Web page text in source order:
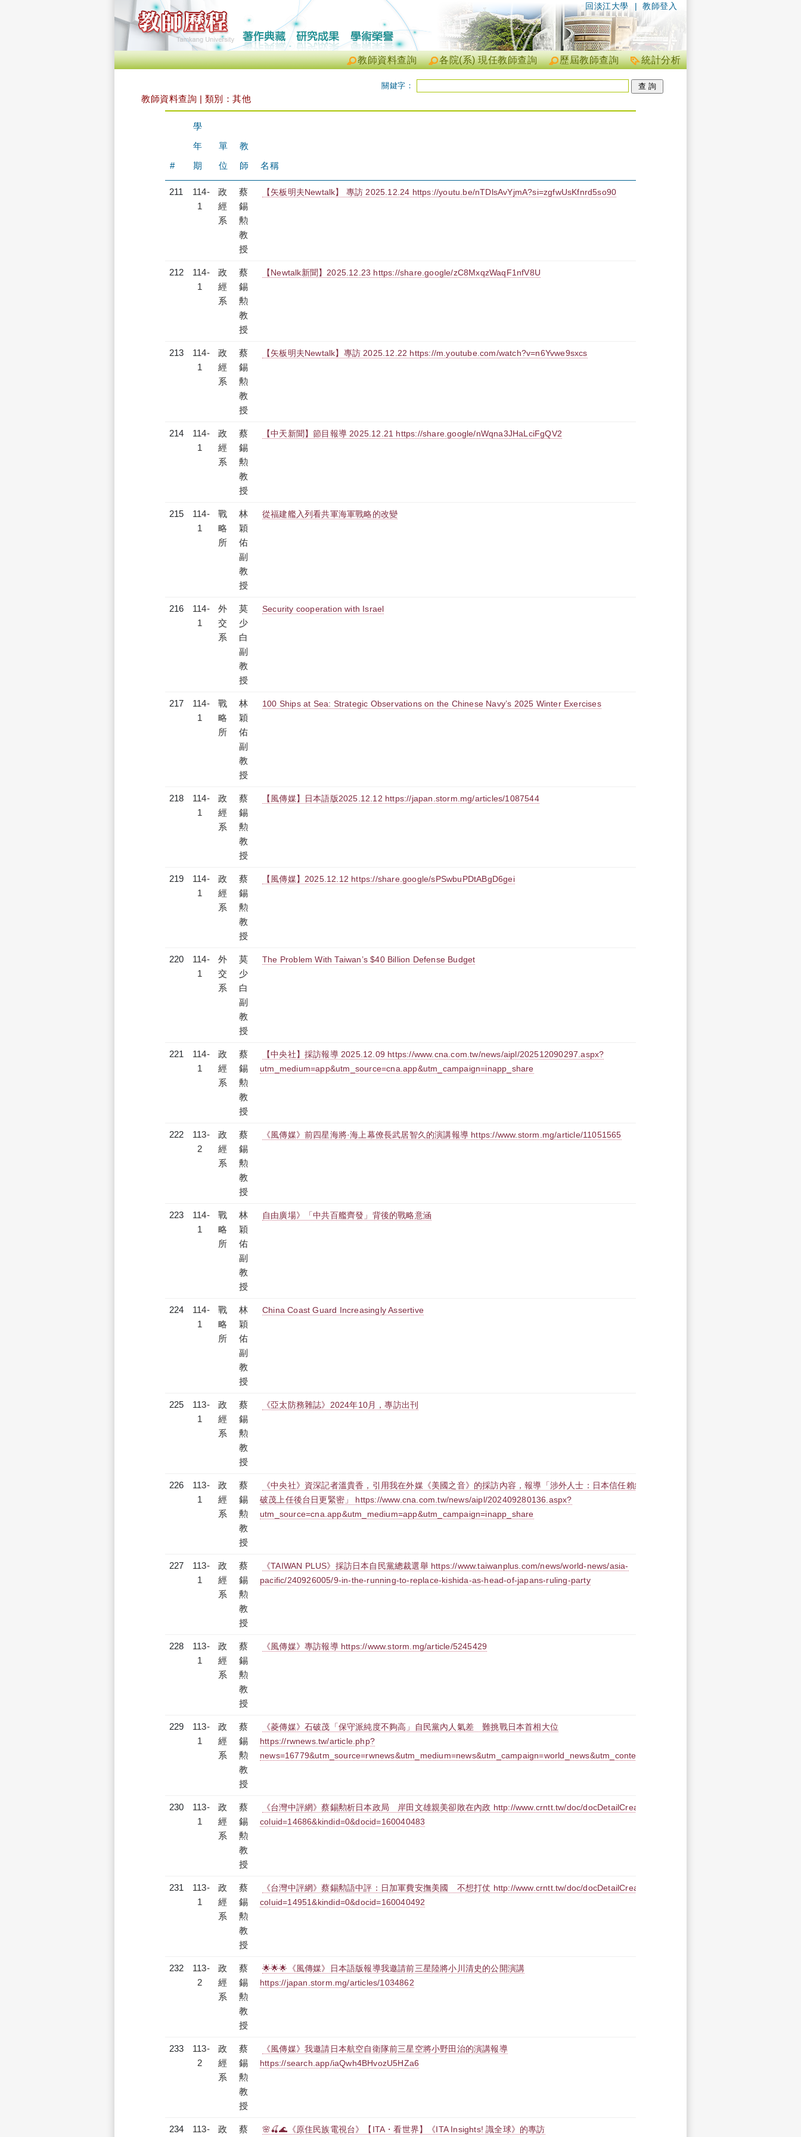
| 教師登入
回淡江大學
統計分析
歷屆教師查詢
各院(系) 現任教師查詢
教師資料查詢
關鍵字：
教師資料查詢 | 類別：其他
#
學
年
期
單
位
教
師
名稱
211
114-
1
政
經
系
蔡
錫
勲
教
授
【矢板明夫Newtalk】 專訪 2025.12.24 https://youtu.be/nTDlsAvYjmA?si=zgfwUsKfnrd5so90
212
114-
1
政
經
系
蔡
錫
勲
教
授
【Newtalk新聞】2025.12.23 https://share.google/zC8MxqzWaqF1nfV8U
213
114-
1
政
經
系
蔡
錫
勲
教
授
【矢板明夫Newtalk】專訪 2025.12.22 https://m.youtube.com/watch?v=n6Yvwe9sxcs
214
114-
1
政
經
系
蔡
錫
勲
教
授
【中天新聞】節目報導 2025.12.21 https://share.google/nWqna3JHaLciFgQV2
215
114-
1
戰
略
所
林
穎
佑
副
教
授
從福建艦入列看共軍海軍戰略的改變
216
114-
1
外
交
系
莫
少
白
副
教
授
Security cooperation with Israel
217
114-
1
戰
略
所
林
穎
佑
副
教
授
100 Ships at Sea: Strategic Observations on the Chinese Navy’s 2025 Winter Exercises
218
114-
1
政
經
系
蔡
錫
勲
教
授
【風傳媒】日本語版2025.12.12 https://japan.storm.mg/articles/1087544
219
114-
1
政
經
系
蔡
錫
勲
教
授
【風傳媒】2025.12.12 https://share.google/sPSwbuPDtABgD6gei
220
114-
1
外
交
系
莫
少
白
副
教
授
The Problem With Taiwan’s $40 Billion Defense Budget
221
114-
1
政
經
系
蔡
錫
勲
教
授
【中央社】採訪報導 2025.12.09 https://www.cna.com.tw/news/aipl/202512090297.aspx?
utm_medium=app&utm_source=cna.app&utm_campaign=inapp_share
222
113-
2
政
經
系
蔡
錫
勲
教
授
《風傳媒》前四星海將·海上幕僚長武居智久的演講報導 https://www.storm.mg/article/11051565
223
114-
1
戰
略
所
林
穎
佑
副
教
授
自由廣場》「中共百艦齊發」背後的戰略意涵
224
114-
1
戰
略
所
林
穎
佑
副
教
授
China Coast Guard Increasingly Assertive
225
113-
1
政
經
系
蔡
錫
勲
教
授
《亞太防務雜誌》2024年10月，專訪出刊
226
113-
1
政
經
系
蔡
錫
勲
教
授
《中央社》資深記者溫貴香，引用我在外媒《美國之音》的採訪內容，報導「涉外人士：日本信任賴總統 石
破茂上任後台日更緊密」 https://www.cna.com.tw/news/aipl/202409280136.aspx?
utm_source=cna.app&utm_medium=app&utm_campaign=inapp_share
227
113-
1
政
經
系
蔡
錫
勲
教
授
《TAIWAN PLUS》採訪日本自民黨總裁選舉 https://www.taiwanplus.com/news/world-news/asia-
pacific/240926005/9-in-the-running-to-replace-kishida-as-head-of-japans-ruling-party
228
113-
1
政
經
系
蔡
錫
勲
教
授
《風傳媒》專訪報導 https://www.storm.mg/article/5245429
229
113-
1
政
經
系
蔡
錫
勲
教
授
《菱傳媒》石破茂「保守派純度不夠高」自民黨內人氣差 難挑戰日本首相大位
https://rwnews.tw/article.php?
news=16779&utm_source=rwnews&utm_medium=news&utm_campaign=world_news&utm_content=news
230
113-
1
政
經
系
蔡
錫
勲
教
授
《台灣中評網》蔡錫勲析日本政局 岸田文雄親美卻敗在內政 http://www.crntt.tw/doc/docDetailCreate.jsp?
coluid=14686&kindid=0&docid=160040483
231
113-
1
政
經
系
蔡
錫
勲
教
授
《台灣中評網》蔡錫勲語中評：日加軍費安撫美國 不想打仗 http://www.crntt.tw/doc/docDetailCreate.jsp?
coluid=14951&kindid=0&docid=160040492
232
113-
2
政
經
系
蔡
錫
勲
教
授
🌟🌟🌟《風傳媒》日本語版報導我邀請前三星陸將小川清史的公開演講
https://japan.storm.mg/articles/1034862
233
113-
2
政
經
系
蔡
錫
勲
教
授
《風傳媒》我邀請日本航空自衛隊前三星空將小野田治的演講報導
https://search.app/iaQwh4BHvozU5HZa6
234 113- 政 蔡 🌸🍒🌊《原住民族電視台》【ITA・看世界】《ITA Insights! 識全球》的專訪